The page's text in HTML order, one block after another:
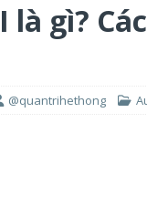
là gì?
@quantrihethong